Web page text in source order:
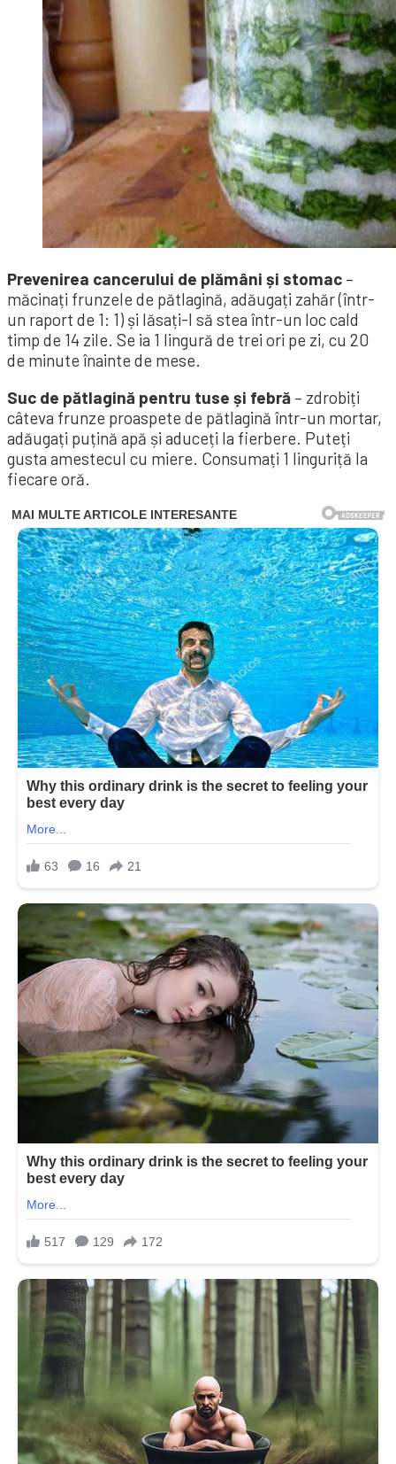
Prevenirea cancerului de plămâni și stomac –
măcinați frunzele de pătlagină, adăugați zahăr (într-
un raport de 1: 1) și lăsați-l să stea într-un loc cald
timp de 14 zile. Se ia 1 lingură de trei ori pe zi, cu 20
de minute înainte de mese.
Suc de pătlagină pentru tuse și febră – zdrobiți
câteva frunze proaspete de pătlagină într-un mortar,
adăugați puțină apă și aduceți la fierbere. Puteți
gusta amestecul cu miere. Consumați 1 linguriță la
fiecare oră.